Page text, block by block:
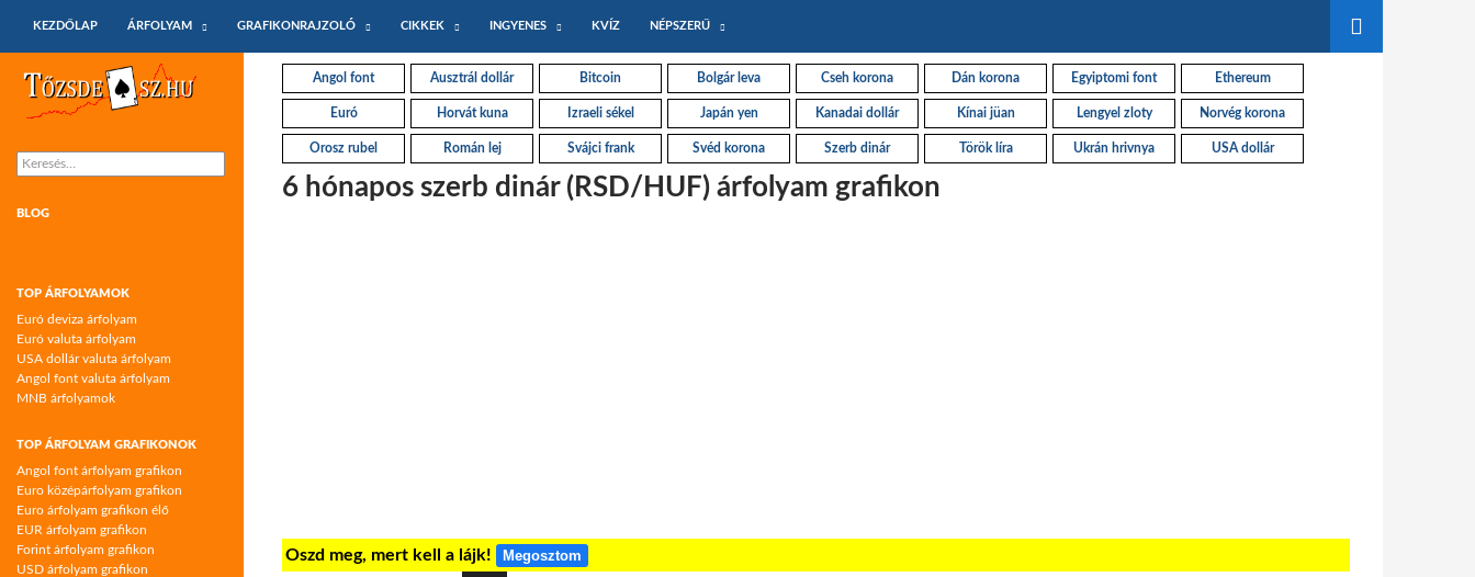
KEZDŐLAP
ÁRFOLYAM GRAFIKONRAJZOLÓ CIKKEK INGYENES KVÍZ NÉPSZERŰ
6 hónapos szerb dinár (RSD/HUF) árfolyam grafikon
Oszd meg, mert kell a lájk! Megosztom
Angol font Ausztrál dollár Bitcoin Bolgár leva Cseh korona Dán korona Egyiptomi font Ethereum
Euró Horvát kuna Izraeli sékel Japán yen Kanadai dollár Kínai jüan Lengyel zloty Norvég korona
Orosz rubel Román lej Svájci frank Svéd korona Szerb dinár Török líra Ukrán hrivnya USA dollár
Tőzsdeász.hu – árfolyamok és árfolyam
grafikonok
Keresés:
BLOG
TOP ÁRFOLYAMOK
Euró deviza árfolyam
Euró valuta árfolyam
USA dollár valuta árfolyam
Angol font valuta árfolyam
MNB árfolyamok
TOP ÁRFOLYAM GRAFIKONOK
Angol font árfolyam grafikon
Euro középárfolyam grafikon
Euro árfolyam grafikon élő
EUR árfolyam grafikon
Forint árfolyam grafikon
USD árfolyam grafikon